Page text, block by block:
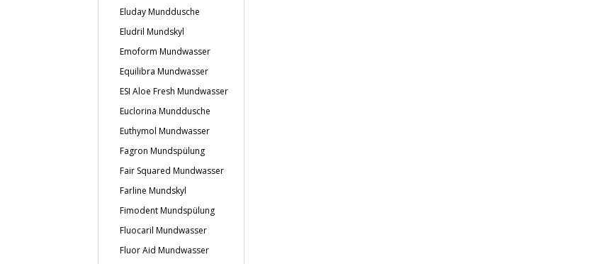
Eluday Munddusche
Eludril Mundskyl
Emoform Mundwasser
Equilibra Mundwasser
ESI Aloe Fresh Mundwasser
Euclorina Munddusche
Euthymol Mundwasser
Fagron Mundspülung
Fair Squared Mundwasser
Farline Mundskyl
Fimodent Mundspülung
Fluocaril Mundwasser
Fluor Aid Mundwasser